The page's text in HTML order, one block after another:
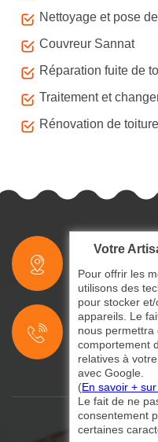
Nettoyage et pose
Couvreur Sannat
Réparation fuite de
Traitement et
Rénovation de
©2024 -
Votre
Pour offrir les
utilisons des
pour stocker
appareils. Le
nous permettra
comportement
relatives à
avec Google.
(En savoir +
Le fait de ne
consentement
certaines